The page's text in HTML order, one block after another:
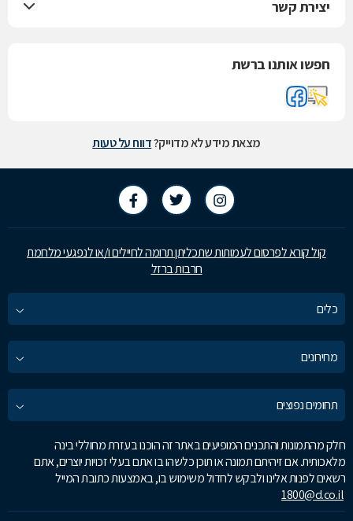
יצירת קשר
חפשו אותנו ברשת
מצאת מידע לא מדוייק?דווח על טעות
קול קורא לפרסום לעמותות שתכליתן תרומה לחיילים ו/או לנפגעי מלחמת
חרבות ברזל
כלים
מחירונים
תחומים נפוצים
חלק מהתמונות והתכנים המופיעים באתר זה הוכנו בעזרת מחוללי בינה
מלאכותית. אם זיהיתם תמונה או תוכן כלשהו בו אתם בעלי זכויות יוצרים, אתם
רשאים לפנות אלינו ולבקש לחדול משימוש בו, באמצעות כתובת המייל
1800@d.co.il